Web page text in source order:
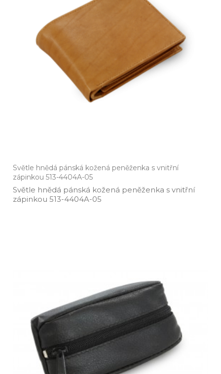
Světle hnědá pánská kožená peněženka s vnitřní
zápinkou 513-4404A-05
Světle hnědá pánská kožená peněženka s vnitřní
zápinkou 513­-4404A­-05